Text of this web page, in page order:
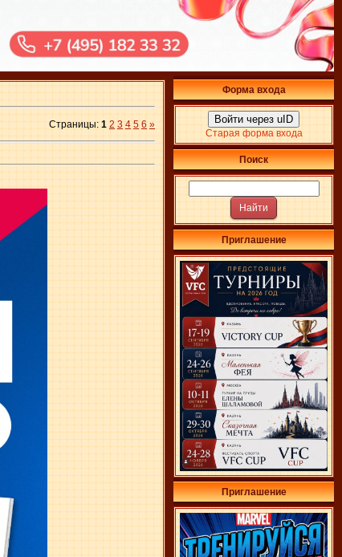
Страницы: 1 2 3 4 5 6 »
Форма входа
Войти через uID
Старая форма входа
Поиск
Приглашение
Приглашение